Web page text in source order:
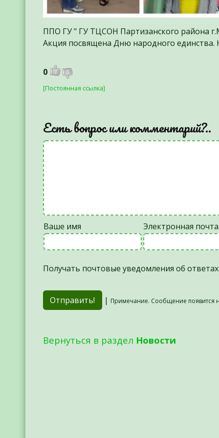
ППО ГУ " ГУ ТЦСОН Партизанского района
Акция посвящена Дню народного
0
[Постоянная ссылка]
Есть вопрос или комментарий?..
Ваше имя Электронная почта
Получать почтовые уведомления об
| Примечание. Сообщение появится
Вернуться в раздел Новости